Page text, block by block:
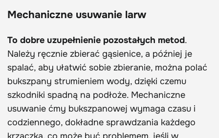
Mechaniczne usuwanie larw
To dobre uzupełnienie pozostałych metod.
Należy ręcznie zbierać gąsienice, a później je
spalać, aby ułatwić sobie zbieranie, można polać
bukszpany strumieniem wody, dzięki czemu
szkodniki spadną na podłoże. Mechaniczne
usuwanie ćmy bukszpanowej wymaga czasu i
codziennego, dokładne sprawdzania każdego